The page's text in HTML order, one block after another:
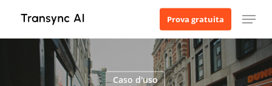
contenuto
principale
Prova gratuita Menu
Caso d'uso